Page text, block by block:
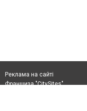
Реклама на сайті
Франшиза "CitySites"